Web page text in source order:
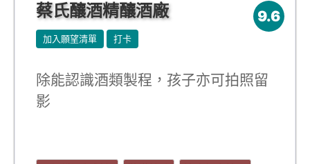
蔡氏釀酒精釀酒廠 9.6
加入願望清單 打卡
除能認識酒類製程，孩子亦可拍照留
影